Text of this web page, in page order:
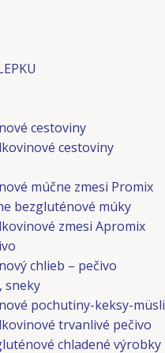
cestoviny
cestoviny
múčne zmesi Promix
bezgluténové múky
zmesi Apromix
chlieb – pečivo
sneky
pochutiny-keksy-müsli
trvanlivé pečivo
chladené výrobky